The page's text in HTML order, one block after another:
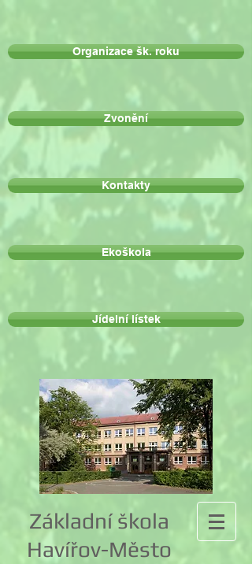
Organizace šk. roku
Zvonění
Kontakty
Ekoškola
Jídelní lístek
Základní škola
Havířov-Město